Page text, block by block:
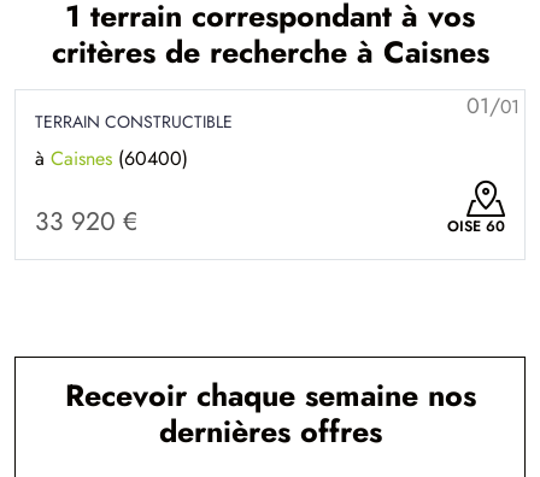
1 terrain correspondant à vos
critères de recherche à Caisnes
01/01
TERRAIN CONSTRUCTIBLE
à Caisnes (60400)
33 920 € OISE 60
Recevoir chaque semaine nos
dernières offres